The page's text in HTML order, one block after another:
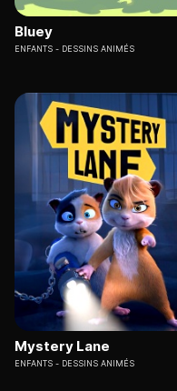
Bluey
ENFANTS DESSINS ANIMÉS
Mystery Lane
ENFANTS DESSINS ANIMÉS